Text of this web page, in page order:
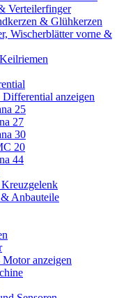
Verteilerfinger
& Glühkerzen
Wischerblätter vorne &
anzeigen
25
27
30
20
44
Anbauteile
anzeigen